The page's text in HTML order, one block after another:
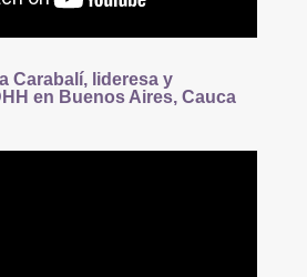
Carabalí, lideresa y
en Buenos Aires, Cauca